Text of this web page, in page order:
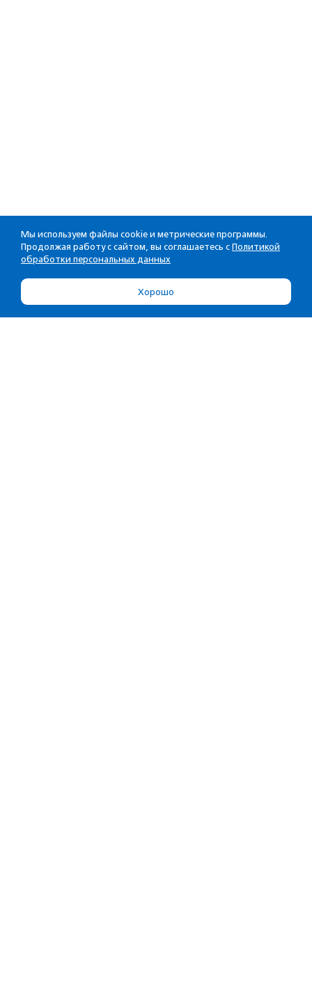
Мы используем файлы cookie и метрические программы.
Продолжая работу с сайтом, вы соглашаетесь с Политикой
обработки персональных данных
Хорошо